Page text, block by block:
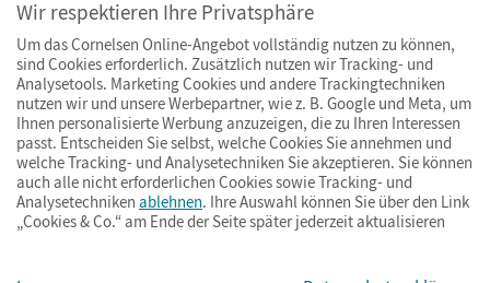
ImpressumAGBDatenschutzBarrierefreiheitCookies & Co.
Wir respektieren Ihre Privatsphäre
Um das Cornelsen Online-Angebot vollständig nutzen zu können,
sind Cookies erforderlich. Zusätzlich nutzen wir Tracking- und
Analysetools. Marketing Cookies und andere Trackingtechniken
nutzen wir und unsere Werbepartner, wie z. B. Google und Meta, um
Ihnen personalisierte Werbung anzuzeigen, die zu Ihren Interessen
passt. Entscheiden Sie selbst, welche Cookies Sie annehmen und
welche Tracking- und Analysetechniken Sie akzeptieren. Sie können
auch alle nicht erforderlichen Cookies sowie Tracking- und
Analysetechniken ablehnen. Ihre Auswahl können Sie über den Link
„Cookies & Co.“ am Ende der Seite später jederzeit aktualisieren